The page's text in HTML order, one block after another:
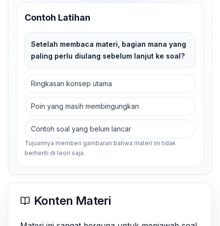
Contoh Latihan
Setelah membaca materi, bagian mana yang
paling perlu diulang sebelum lanjut ke soal?
Ringkasan konsep utama
Poin yang masih membingungkan
Contoh soal yang belum lancar
Tujuannya memberi gambaran bahwa materi ini tidak
berhenti di teori saja.
Konten Materi